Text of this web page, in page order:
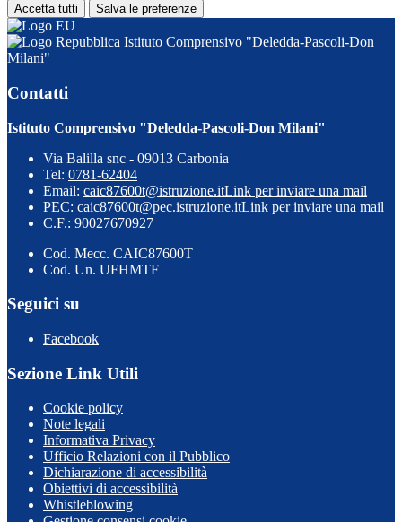
Accetta tutti Salva le preferenze
Istituto Comprensivo "Deledda-Pascoli-Don
Milani"
Contatti
Istituto Comprensivo "Deledda-Pascoli-Don Milani"
Via Balilla snc - 09013 Carbonia
Tel: 0781-62404
Email: caic87600t@istruzione.itLink per inviare una mail
PEC: caic87600t@pec.istruzione.itLink per inviare una mail
C.F.: 90027670927
Cod. Mecc. CAIC87600T
Cod. Un. UFHMTF
Seguici su
Facebook
Sezione Link Utili
Cookie policy
Note legali
Informativa Privacy
Ufficio Relazioni con il Pubblico
Dichiarazione di accessibilità
Obiettivi di accessibilità
Whistleblowing